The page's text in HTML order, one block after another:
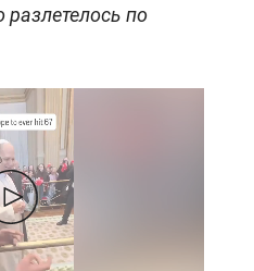
разлетелось по